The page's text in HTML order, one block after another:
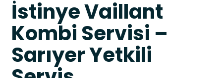
İstinye Vaillant
Kombi Servisi –
Sarıyer Yetkili